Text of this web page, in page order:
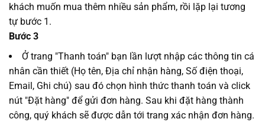
khách muốn mua thêm nhiều sản phẩm, rồi lặp lại tương
tự bước 1.
Bước 3
Ở trang "Thanh toán" bạn lần lượt nhập các thông tin cá
nhân cần thiết (Họ tên, Địa chỉ nhận hàng, Số điện thoại,
Email, Ghi chú) sau đó chọn hình thức thanh toán và click
nút "Đặt hàng" để gửi đơn hàng. Sau khi đặt hàng thành
công, quý khách sẽ được dẫn tới trang xác nhận đơn hàng.